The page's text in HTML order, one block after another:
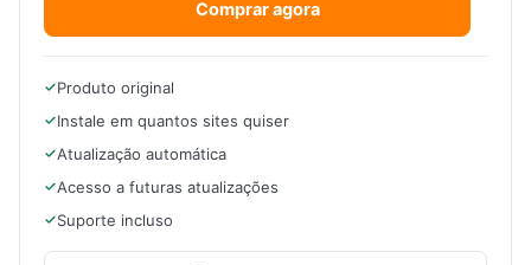
Comprar agora
Produto original
Instale em quantos sites quiser
Atualização automática
Acesso a futuras atualizações
Suporte incluso